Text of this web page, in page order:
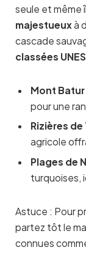
seule et même
majestueuxà
cascade
classées
Mont Batur
pour une
Rizières
agricole
Plages de
turquoises,
Astuce : Pour
partez tôt le
connues